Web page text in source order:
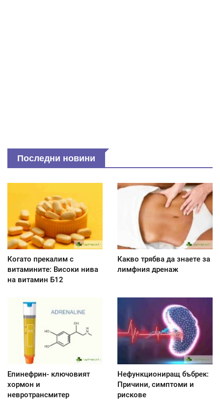
Последни новини
Когато прекалим с
витамините: Високи нива
на витамин Б12
Какво трябва да знаете за
лимфния дренаж
Епинефрин- ключовият
хормон и
невротрансмитер
Нефункциониращ бъбрек:
Причини, симптоми и
рискове